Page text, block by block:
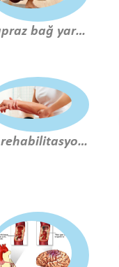
Çapraz bağ yaralanmaları ve tedavisi
El rehabilitasyonu